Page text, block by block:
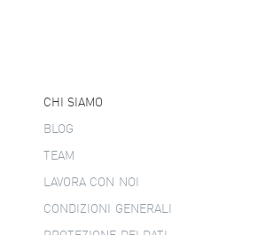
CHI SIAMO
BLOG
TEAM
LAVORA CON NOI
CONDIZIONI GENERALI